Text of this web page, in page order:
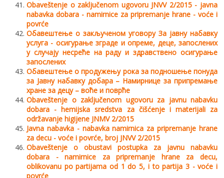
Obaveštenje o zaključenom ugovoru JNVV 2/2015 - javna
nabavka dobara - namirnice za pripremanje hrane - voće i
povrće
Обавештење о закљученом уговору За јавну набавку
услуга - осигурање зграде и опреме, деце, запослених
у случају несреће на раду и здравствено осигурање
запослених
Обавештење о продужењу рока за подношење понуда
за Јавну набавку добара – Намирнице за припремање
хране за децу – воће и поврће
Obaveštenje o zaključenom ugovoru za javnu nabavku
dobara - hemijska sredstva za čišćenje i materijali za
održavanje higijene JNMV 2/2015
Javna nabavka - nabavka namirnica za pripremanje hrane
za decu - voće i povrće, broj JNVV 2/2015
Obaveštenje o obustavi postupka za javnu nabavku
dobara - namirnice za pripremanje hrane za decu,
oblikovanu po partijama od 1 do 5, i to partija 3 - voće i
povrće